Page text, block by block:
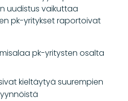
uudistus vaikuttaa
pk-yritykset raportoivat
pk-yritysten osalta
kieltäytyä suurempien